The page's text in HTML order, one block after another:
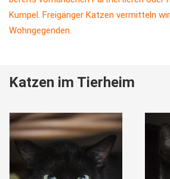
Kumpel. Freigänger Katzen vermitteln
Wohngegenden.
Katzen im Tierheim